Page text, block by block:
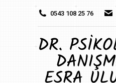
0543 108 25 76